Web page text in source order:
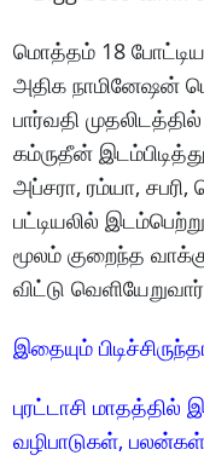
மொத்தம் 18
அதிக நாமினேஷன்
பார்வதி
கம்ருதீன்
அப்சரா, ரம்யா,
பட்டியலில்
மூலம் குறைந்த
விட்டு
இதையும்
புரட்டாசி
வழிபாடுகள், பலன்கள்